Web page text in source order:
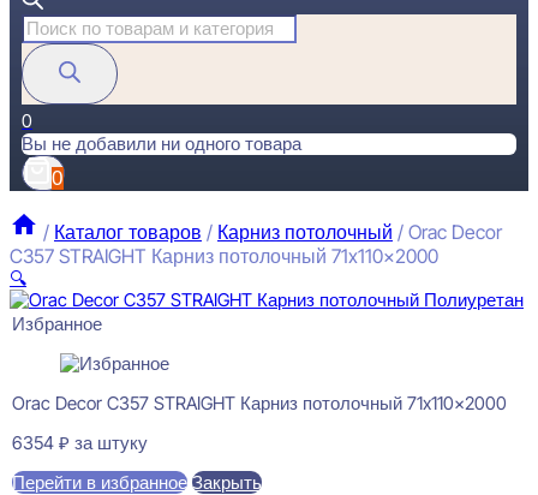
Поиск
товаров
0
Вы не добавили ни одного товара
0
/ Каталог товаров / Карниз потолочный / Orac Decor
C357 STRAIGHT Карниз потолочный 71x110x2000
🔍
Избранное
Orac Decor C357 STRAIGHT Карниз потолочный 71x110x2000
6354 ₽ за штуку
Перейти в избранное Закрыть